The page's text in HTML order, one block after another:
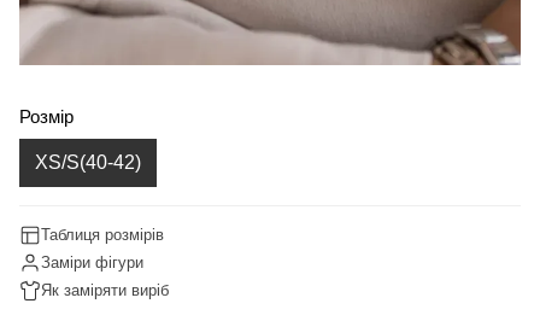
Розмір
XS/S(40-42)
Таблиця розмірів
Заміри фігури
Як заміряти виріб